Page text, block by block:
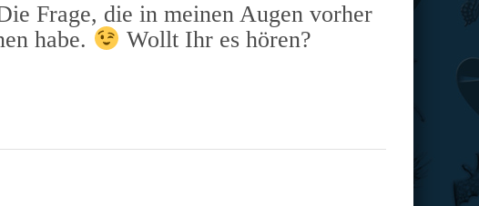
Frage, die in meinen Augen vorher
habe.
Wollt Ihr es hören?